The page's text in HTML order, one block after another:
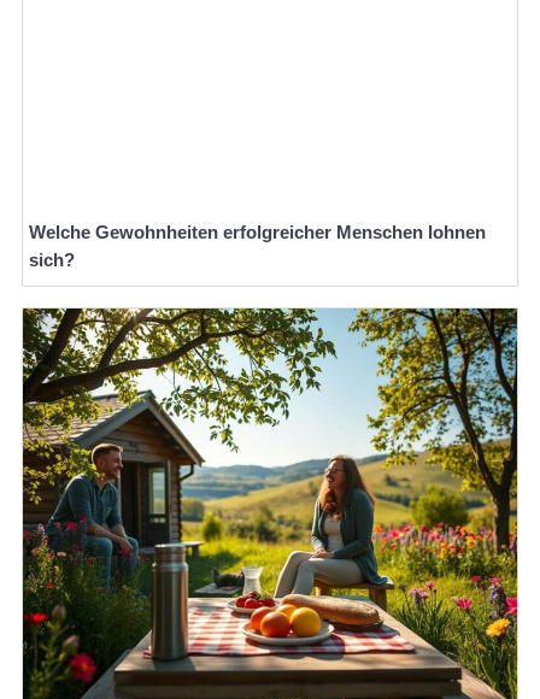
Welche Gewohnheiten erfolgreicher Menschen lohnen
sich?